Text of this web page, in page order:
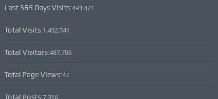
Last 365 Days Visits:493.421
Total Visits:1.492.741
Total Visitors:487.706
Total Page Views:47
Total Posts:7.316